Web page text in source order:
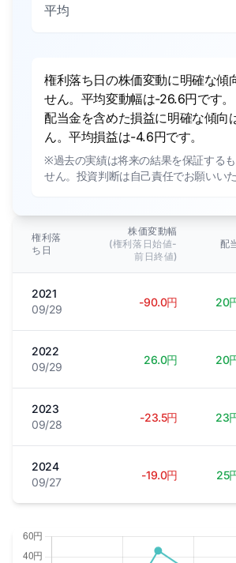
平均
権利落ち日の株価変動に明確な傾
せん。平均変動幅は-26.6円です。
配当金を含めた損益に明確な傾向
ん。平均損益は-4.6円です。
※過去の実績は将来の結果を保証する
せん。投資判断は自己責任でお願いいた
権利落
ち日
株価変動幅
(権利落日始値-
前日終値)
配
2021
09/29
-90.0円 20
2022
09/29
26.0円 20
2023
09/28
-23.5円 23
2024
09/27
-19.0円 25